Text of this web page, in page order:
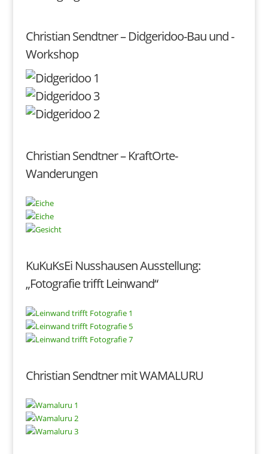
Christian Sendtner – Didgeridoo-Bau und -
Workshop
Christian Sendtner – KraftOrte-
Wanderungen
KuKuKsEi Nusshausen Ausstellung:
„Fotografie trifft Leinwand“
Christian Sendtner mit WAMALURU